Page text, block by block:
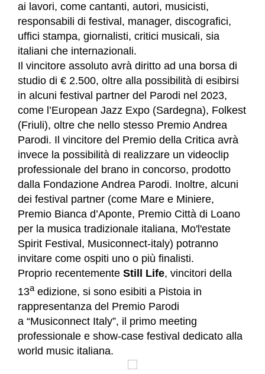
ai lavori, come cantanti, autori, musicisti,
responsabili di festival, manager, discografici,
uffici stampa, giornalisti, critici musicali, sia
italiani che internazionali.
I l vincitore assoluto avrà diritto ad una borsa di
studio di € 2.500, oltre alla possibilità di esibirsi
in alcuni festival partner del Parodi nel 2023,
come l’European Jazz Expo (Sardegna), Folkest
(Friuli), oltre che nello stesso Premio Andrea
Parodi. Il vincitore del Premio della Critica avrà
invece la possibilità di realizzare un videoclip
professionale del brano in concorso, prodotto
dalla Fondazione Andrea Parodi. Inoltre, alcuni
dei festival partner (come Mare e Miniere,
Premio Bianca d’Aponte, Premio Città di Loano
per la musica tradizionale italiana, Mo'l'estate
Spirit Festival, Musiconnect-italy) potranno
invitare come ospiti uno o più finalisti.
Proprio recentemente Still Life, vincitori della
13aedizione, si sono esibiti a Pistoia in
rappresentanza del Premio Parodi
a “Musiconnect Italy”, il primo meeting
professionale e show-case festival dedicato alla
world music italiana.